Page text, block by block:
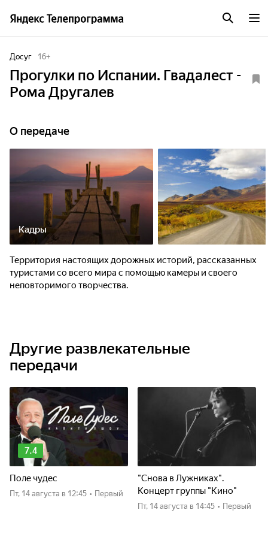
Досуг 16+
Прогулки по Испании. Гвадалест -
Рома Другалев
О передаче
Кадры
Территория настоящих дорожных историй, рассказанных
туристами со всего мира с помощью камеры и своего
неповторимого творчества.
Другие развлекательные
передачи
7.4
Поле чудес
пт, 14 августа в 12:45 • Первый
"Снова в Лужниках".
Концерт группы "Кино"
пт, 14 августа в 14:45 • Первый